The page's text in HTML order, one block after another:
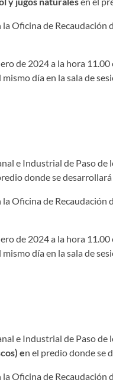
Oficina de Recaudación
de 2024 a la hora
día en la sala de
e Industrial de Paso
donde se
Oficina de Recaudación
de 2024 a la hora
día en la sala de
e Industrial de Paso
en el predio donde se
Oficina de Recaudación